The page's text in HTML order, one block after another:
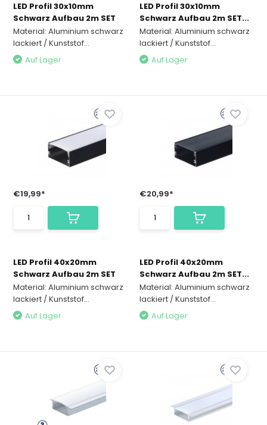
LED Profil 30x10mm
Schwarz Aufbau 2m SET
Material: Aluminium schwarz
lackiert / Kunststof...
Auf Lager
LED Profil 30x10mm
Schwarz Aufbau 2m SET...
Material: Aluminium schwarz
lackiert / Kunststof...
Auf Lager
€19,99*
LED Profil 40x20mm
Schwarz Aufbau 2m SET
Material: Aluminium schwarz
lackiert / Kunststof...
Auf Lager
€20,99*
LED Profil 40x20mm
Schwarz Aufbau 2m SET...
Material: Aluminium schwarz
lackiert / Kunststof...
Auf Lager